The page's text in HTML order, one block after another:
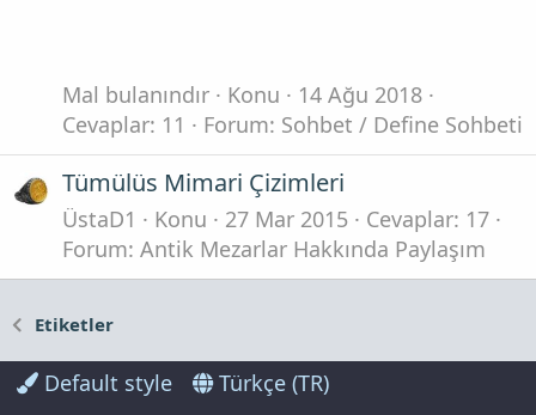
Mal bulanındır Konu
14 Ağu 2018
Cevaplar: 11
Forum: Sohbet / Define Sohbeti
Tümülüs Mimari Çizimleri
ÜstaD1 Konu 27 Mar 2015
Cevaplar: 17
Forum: Antik Mezarlar Hakkında Paylaşım
Etiketler
Default style
Türkçe (TR)